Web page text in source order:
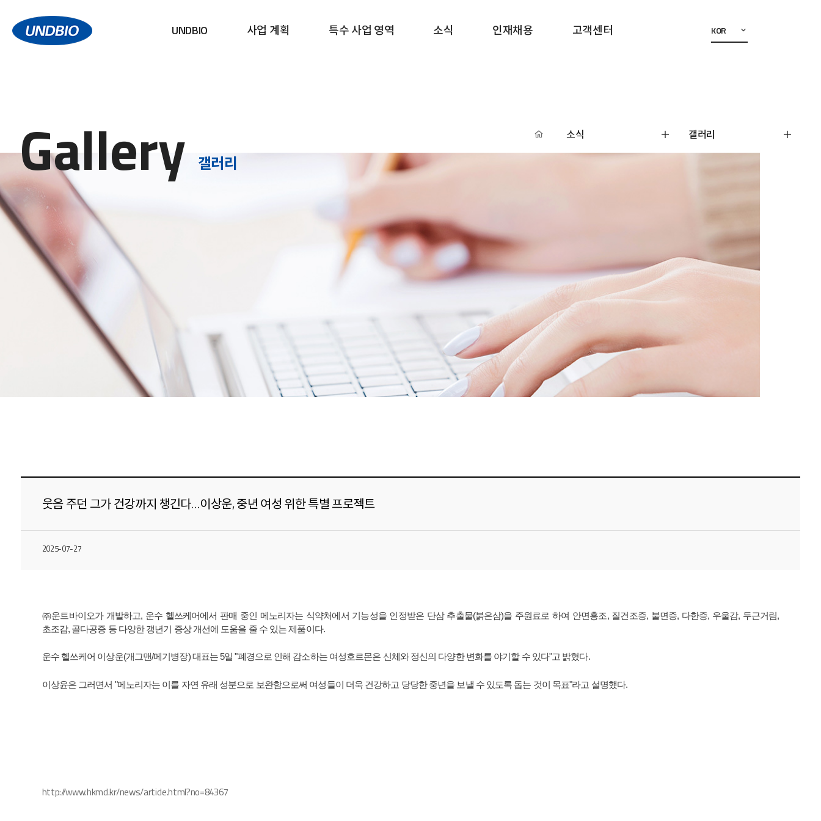
UNDBIO 사업 계획 특수 사업 영역 소식 인재채용 고객센터 KOR
Gallery 갤러리
소식 갤러리
웃음 주던 그가 건강까지 챙긴다…이상운, 중년 여성 위한 특별 프로젝트
2025-07-27
㈜운트바이오가 개발하고, 운수 헬쓰케어에서 판매 중인 메노리자는 식약처에서 기능성을 인정받은 단삼 추출물(붉은삼)을 주원료로 하여 안면홍조, 질건조증, 불면증, 다한증, 우울감, 두근거림,
초조감, 골다공증 등 다양한 갱년기 증상 개선에 도움을 줄 수 있는 제품이다.
운수 헬쓰케어 이상운(개그맨/메기병장) 대표는 5일 "폐경으로 인해 감소하는 여성호르몬은 신체와 정신의 다양한 변화를 야기할 수 있다"고 밝혔다.
이상윤은 그러면서 "메노리자는 이를 자연 유래 성분으로 보완함으로써 여성들이 더욱 건강하고 당당한 중년을 보낼 수 있도록 돕는 것이 목표"라고 설명했다.
http://www.hkmd.kr/news/article.html?no=84367